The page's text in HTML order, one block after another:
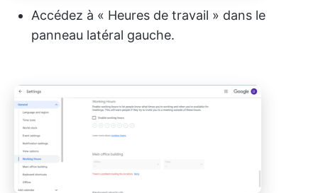
Accédez à « Heures de travail » dans le
panneau latéral gauche.